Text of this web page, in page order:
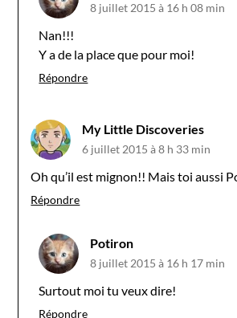
8 juillet 2015 à 16 h 08 min
Nan!!!
Y a de la place que pour moi!
Répondre
My Little Discoveries
6 juillet 2015 à 8 h 33 min
Oh qu’il est mignon!! Mais toi aussi
Répondre
Potiron
8 juillet 2015 à 16 h 17 min
Surtout moi tu veux dire!
Répondre